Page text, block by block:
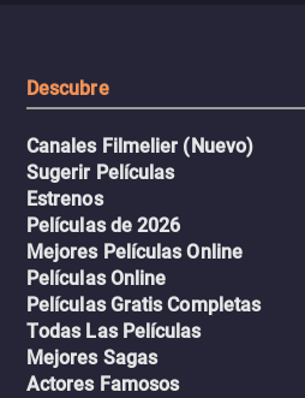
Descubre
Canales Filmelier (Nuevo)
Sugerir Películas
Estrenos
Películas de 2026
Mejores Películas Online
Películas Online
Películas Gratis Completas
Todas Las Películas
Mejores Sagas
Actores Famosos